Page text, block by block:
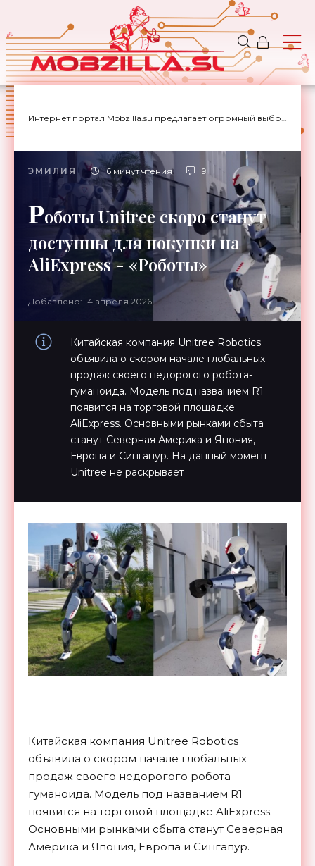
Интернет портал Mobzilla.su предлагает огромный выбор новостей с доставкой на дом.
ЭМИЛИЯ 6 минут чтения 9
Роботы Unitree скоро станут
доступны для покупки на
AliExpress - «Роботы»
Добавлено: 14 апреля 2026
Китайская компания Unitree Robotics
объявила о скором начале глобальных
продаж своего недорогого робота-
гуманоида. Модель под названием R1
появится на торговой площадке
AliExpress. Основными рынками сбыта
станут Северная Америка и Япония,
Европа и Сингапур. На данный момент
Unitree не раскрывает
Китайская компания Unitree Robotics
объявила о скором начале глобальных
продаж своего недорогого робота-
гуманоида. Модель под названием R1
появится на торговой площадке AliExpress.
Основными рынками сбыта станут Северная
Америка и Япония, Европа и Сингапур.